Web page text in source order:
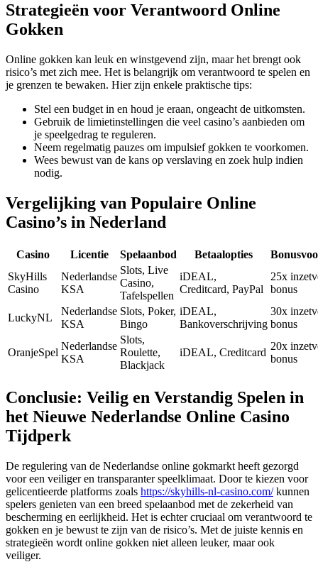
Strategieën voor Verantwoord Online
Gokken
Online gokken kan leuk en winstgevend zijn, maar het brengt ook
risico’s met zich mee. Het is belangrijk om verantwoord te spelen en
je grenzen te bewaken. Hier zijn enkele praktische tips:
Stel een budget in en houd je eraan, ongeacht de uitkomsten.
Gebruik de limietinstellingen die veel casino’s aanbieden om
je speelgedrag te reguleren.
Neem regelmatig pauzes om impulsief gokken te voorkomen.
Wees bewust van de kans op verslaving en zoek hulp indien
nodig.
Vergelijking van Populaire Online
Casino’s in Nederland
Casino Licentie Spelaanbod Betaalopties
SkyHills
Casino
Nederlandse
KSA
Slots, Live
Casino,
Tafelspellen
iDEAL,
Creditcard, PayPal
25x
bonus
LuckyNL
Nederlandse
KSA
Slots, Poker,
Bingo
iDEAL,
Bankoverschrijving
30x
bonus
OranjeSpel
Nederlandse
KSA
Slots,
Roulette,
Blackjack
iDEAL, Creditcard
20x
bonus
Conclusie: Veilig en Verstandig Spelen in
het Nieuwe Nederlandse Online Casino
Tijdperk
De regulering van de Nederlandse online gokmarkt heeft gezorgd
voor een veiliger en transparanter speelklimaat. Door te kiezen voor
gelicentieerde platforms zoals https://skyhills-nl-casino.com/kunnen
spelers genieten van een breed spelaanbod met de zekerheid van
bescherming en eerlijkheid. Het is echter cruciaal om verantwoord te
gokken en je bewust te zijn van de risico’s. Met de juiste kennis en
strategieën wordt online gokken niet alleen leuker, maar ook
veiliger.